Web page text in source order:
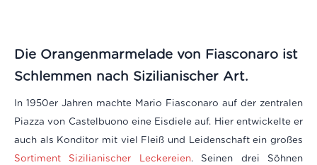
Die Orangenmarmelade von Fiasconaro ist
Schlemmen nach Sizilianischer Art.
In 1950er Jahren machte Mario Fiasconaro auf der zentralen
Piazza von Castelbuono eine Eisdiele auf. Hier entwickelte er
auch als Konditor mit viel Fleiß und Leidenschaft ein großes
Sortiment Sizilianischer Leckereien. Seinen drei Söhnen